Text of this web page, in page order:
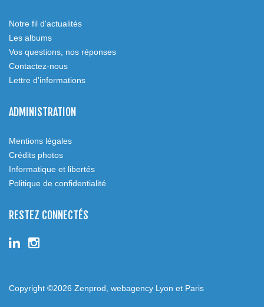
Notre fil d'actualités
Les albums
Vos questions, nos réponses
Contactez-nous
Lettre d'informations
ADMINISTRATION
Mentions légales
Crédits photos
Informatique et libertés
Politique de confidentialité
RESTEZ CONNECTÉS
Copyright ©2026 Zenprod, webagency Lyon et Paris